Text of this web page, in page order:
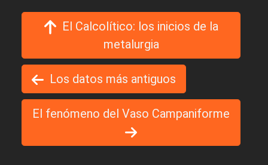
El Calcolítico: los inicios de la
metalurgia
Los datos más antiguos
El fenómeno del Vaso Campaniforme